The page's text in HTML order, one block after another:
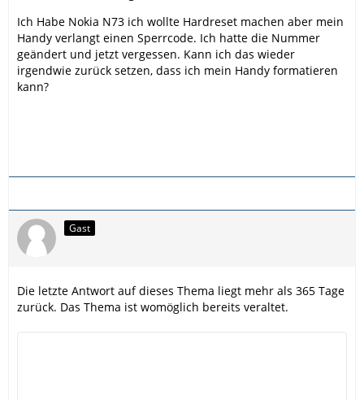
Ich Habe Nokia N73 ich wollte Hardreset machen aber mein
Handy verlangt einen Sperrcode. Ich hatte die Nummer
geändert und jetzt vergessen. Kann ich das wieder
irgendwie zurück setzen, dass ich mein Handy formatieren
kann?
Gast
Die letzte Antwort auf dieses Thema liegt mehr als 365 Tage
zurück. Das Thema ist womöglich bereits veraltet.